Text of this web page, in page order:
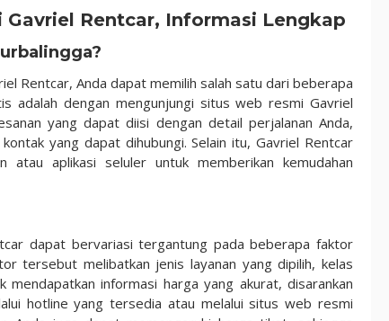
Gavriel Rentcar, Informasi Lengkap
Rentcar, Anda dapat memilih salah satu dari beberapa
adalah dengan mengunjungi situs web resmi Gavriel
yang dapat diisi dengan detail perjalanan Anda,
yang dapat dihubungi. Selain itu, Gavriel Rentcar
atau aplikasi seluler untuk memberikan kemudahan
dapat bervariasi tergantung pada beberapa faktor
tersebut melibatkan jenis layanan yang dipilih, kelas
mendapatkan informasi harga yang akurat, disarankan
hotline yang tersedia atau melalui situs web resmi